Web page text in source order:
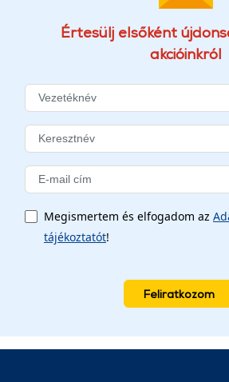
Értesülj elsőként
akcióinkról
Megismertem és elfogadom az
tájékoztatót!
Feliratkozom